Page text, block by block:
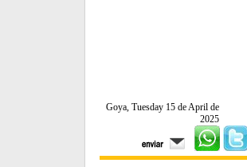
Goya, Tuesday 15 de April de
2025